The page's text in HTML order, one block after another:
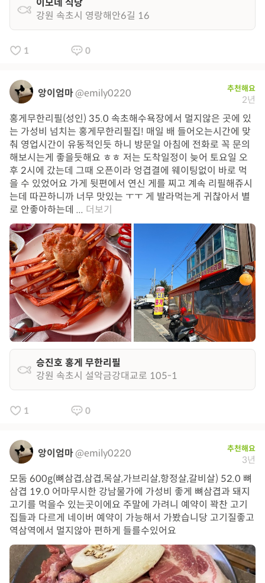
이모네 식당
강원 속초시 영랑해안6길 16
1 0
앙이엄마@emily0220 추천해요
2년
홍게무한리필(성인) 35.0 속초해수욕장에서 멀지않은 곳에 있
는 가성비 넘치는 홍게무한리필집! 매일 배 들어오는시간에 맞
춰 영업시간이 유동적인듯 하니 방문일 아침에 전화로 꼭 문의
해보시는게 좋을듯해요 ㅎㅎ 저는 도착일정이 늦어 토요일 오
후 2시에 갔는데 그때 오픈이라 엉겹결에 웨이팅없이 바로 먹
을 수 있었어요 가게 뒷편에서 연신 게를 찌고 계속 리필해쥬시
는데 따끈하니까 너무 맛있는 ㅜㅜ 게 발라먹는게 귀찮아서 별
로 안좋아하는데 ... 더보기
승진호 홍게 무한리필
강원 속초시 설악금강대교로 105-1
1 0
앙이엄마@emily0220 추천해요
3년
모둠 600g(뼈삼겹,삼겹,목살,가브리살,항정살,갈비살) 52.0 뼈
삼겹 19.0 어마무시한 강남물가에 가성비 좋게 뼈삼겹과 돼지
고기를 먹을수 있는곳이에요 주말에 가려니 예약이 꽉찬 고기
집들과 다르게 네이버 예약이 가능해서 가봤습니당 고기질좋고
역삼역에서 멀지않아 편하게 들를수있어요